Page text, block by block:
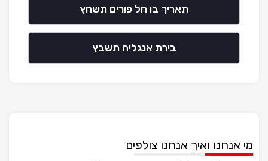
תאריך בו חל פורים תשחץ
בירת אנגליה תשבץ
מי אנחנו ואיך אנחנו צולפים